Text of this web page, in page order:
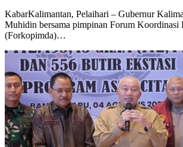
KabarKalimantan, Pelaihari – Gubernur
Muhidin bersama pimpinan Forum Koordinasi
(Forkopimda)…